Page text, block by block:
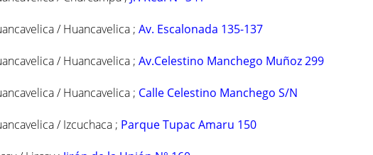
/ Huancavelica ; Av. Escalonada 135-137
/ Huancavelica ; Av.Celestino Manchego Muñoz 299
/ Huancavelica ; Calle Celestino Manchego S/N
/ Izcuchaca ; Parque Tupac Amaru 150